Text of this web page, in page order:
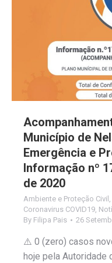
Município de
Emergência e
Informação nº
de 2020
Ambiente e Proteção Civil ,
Coronavirus COVID19,
By Filipa Pais 26
⚠️ 0 (zero) casos
hoje pela Autoridade